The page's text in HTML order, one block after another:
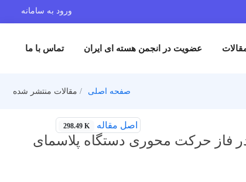
ورود به سامانه
عضویت در انجمن هسته ای ایران تماس با ما
صفحه اصلی مقالات منتشر شده
اصل مقاله 298.49 K
فاز حرکت محوری دستگاه پلاسمای